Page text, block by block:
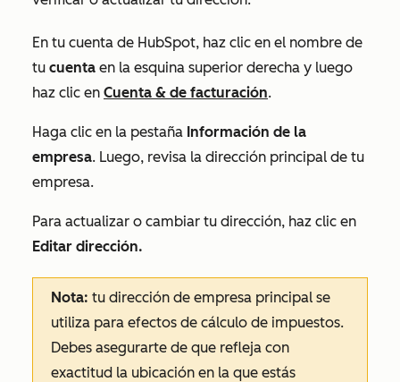
En tu cuenta de HubSpot, haz clic en el nombre de
tu cuenta en la esquina superior derecha y luego
haz clic en Cuenta & de facturación.
Haga clic en la pestaña Información de la
empresa. Luego, revisa la dirección principal de tu
empresa.
Para actualizar o cambiar tu dirección, haz clic en
Editar dirección.
Nota: tu dirección de empresa principal se
utiliza para efectos de cálculo de impuestos.
Debes asegurarte de que refleja con
exactitud la ubicación en la que estás